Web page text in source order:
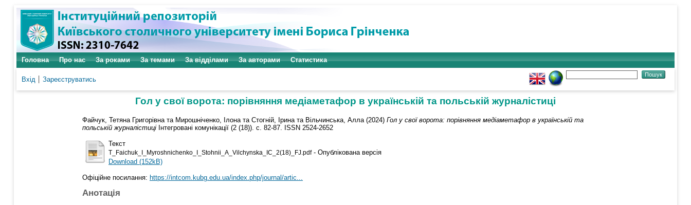
Головна Про нас За роками За темами За відділами За авторами Статистика
Вхід Зареєструватись
Гол у свої ворота: порівняння медіаметафор в українській та польській журналістиці
Файчук, Тетяна Григорівна та Мирошніченко, Ілона та Стогній, Ірина та Вільчинська, Алла (2024) Гол у свої ворота: порівняння медіаметафор в українській та
польській журналістиці Інтегровані комунікації (2 (18)). с. 82-87. ISSN 2524-2652
Текст
T_Faichuk_І_Myroshnichenko_I_Stohnii_A_Vilchynska_IC_2(18)_FJ.pdf- Опублікована версія
Download (152kB)
Офіційне посилання: https://intcom.kubg.edu.ua/index.php/journal/artic...
Анотація